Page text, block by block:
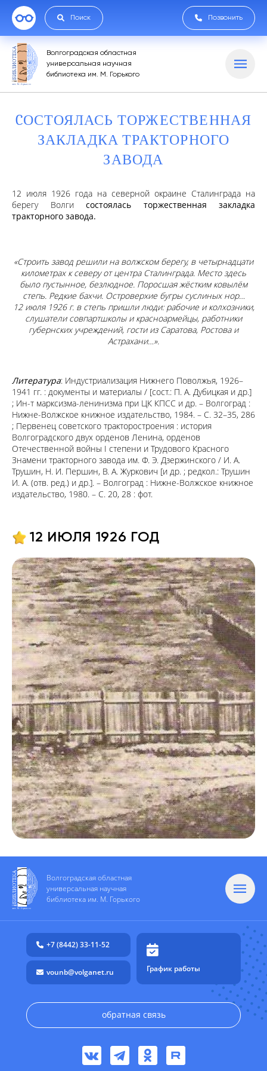
Поиск Позвонить
Волгоградская областная
универсальная научная
библиотека им. М. Горького
CОСТОЯЛАСЬ ТОРЖЕСТВЕННАЯ
ЗАКЛАДКА ТРАКТОРНОГО
ЗАВОДА
12 июля 1926 года на северной окраине Сталинграда на
берегу Волги состоялась торжественная закладка
тракторного завода.
«Строить завод решили на волжском берегу, в четырнадцати
километрах к северу от центра Сталинграда. Место здесь
было пустынное, безлюдное. Поросшая жёстким ковылём
степь. Редкие бахчи. Островерхие бугры суслиных нор…
12 июля 1926 г. в степь пришли люди: рабочие и колхозники,
слушатели совпартшколы и красноармейцы, работники
губернских учреждений, гости из Саратова, Ростова и
Астрахани…».
Литература: Индустриализация Нижнего Поволжья, 1926–
1941 гг. : документы и материалы / [сост.: П. А. Дубицкая и др.]
; Ин-т марксизма-ленинизма при ЦК КПСС и др. – Волгоград :
Нижне-Волжское книжное издательство, 1984. – С. 32–35, 286
; Первенец советского тракторостроения : история
Волгоградского двух орденов Ленина, орденов
Отечественной войны I степени и Трудового Красного
Знамени тракторного завода им. Ф. Э. Дзержинского / И. А.
Трушин, Н. И. Першин, В. А. Журкович [и др. ; редкол.: Трушин
И. А. (отв. ред.) и др.]. – Волгоград : Нижне-Волжское книжное
издательство, 1980. – С. 20, 28 : фот.
12 ИЮЛЯ 1926 ГОД
Волгоградская областная
универсальная научная
библиотека им. М. Горького
+7 (8442) 33-11-52
vounb@volganet.ru График работы
обратная связь